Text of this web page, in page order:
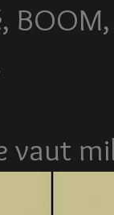
vaut